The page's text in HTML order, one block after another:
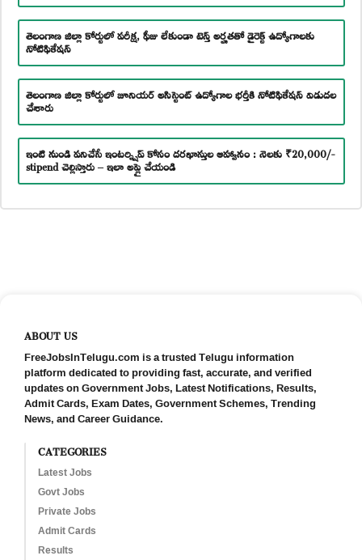
తెలంగాణ జిల్లా కోర్టులో పరీక్ష, ఫీజు లేకుండా టెన్త్ అర్హతతో డైరెక్ట్ ఉద్యోగాలకు
నోటిఫికేషన్
తెలంగాణ జిల్లా కోర్టులో జూనియర్ అసిస్టెంట్ ఉద్యోగాల భర్తీకి నోటిఫికేషన్ విడుదల
చేశారు
ఇంటి నుండి పనిచేసే ఇంటర్న్షిప్ కోసం దరఖాస్తుల ఆహ్వానం : నెలకు ₹20,000/-
stipend చెల్లిస్తారు – ఇలా అప్లై చేయండి
ABOUT US
FreeJobsInTelugu.com is a trusted Telugu information
platform dedicated to providing fast, accurate, and verified
updates on Government Jobs, Latest Notifications, Results,
Admit Cards, Exam Dates, Government Schemes, Trending
News, and Career Guidance.
CATEGORIES
Latest Jobs
Govt Jobs
Private Jobs
Admit Cards
Results